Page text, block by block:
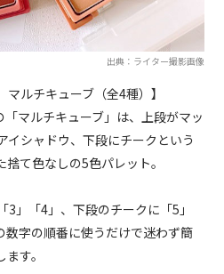
出典：ライター撮影画像
マルチキューブ（全4種）】
マルチキューブ」は、上段がマッ
イシャドウ、下段にチークという
て色なしの5色パレット。
3」「4」、下段のチークに「5」
数字の順番に使うだけで迷わず簡
す。